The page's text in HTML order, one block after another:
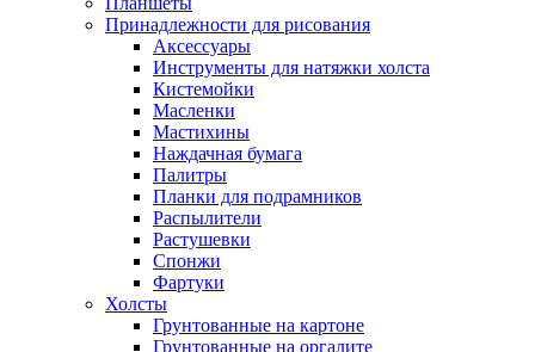
Принадлежности для рисования
Аксессуары
Инструменты для натяжки холста
Кистемойки
Масленки
Мастихины
Наждачная бумага
Палитры
Планки для подрамников
Распылители
Растушевки
Спонжи
Фартуки
Холсты
Грунтованные на картоне
Грунтованные на оргалите